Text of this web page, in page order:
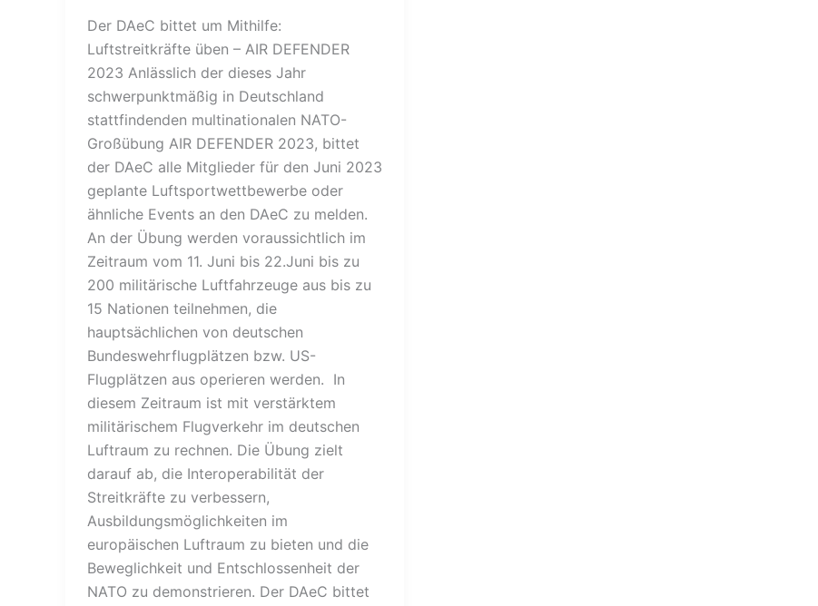
Der DAeC bittet um Mithilfe:
Luftstreitkräfte üben – AIR DEFENDER
2023 Anlässlich der dieses Jahr
schwerpunktmäßig in Deutschland
stattfindenden multinationalen NATO-
Großübung AIR DEFENDER 2023, bittet
der DAeC alle Mitglieder für den Juni 2023
geplante Luftsportwettbewerbe oder
ähnliche Events an den DAeC zu melden.
An der Übung werden voraussichtlich im
Zeitraum vom 11. Juni bis 22.Juni bis zu
200 militärische Luftfahrzeuge aus bis zu
15 Nationen teilnehmen, die
hauptsächlichen von deutschen
Bundeswehrflugplätzen bzw. US-
Flugplätzen aus operieren werden. In
diesem Zeitraum ist mit verstärktem
militärischem Flugverkehr im deutschen
Luftraum zu rechnen. Die Übung zielt
darauf ab, die Interoperabilität der
Streitkräfte zu verbessern,
Ausbildungsmöglichkeiten im
europäischen Luftraum zu bieten und die
Beweglichkeit und Entschlossenheit der
NATO zu demonstrieren. Der DAeC bittet